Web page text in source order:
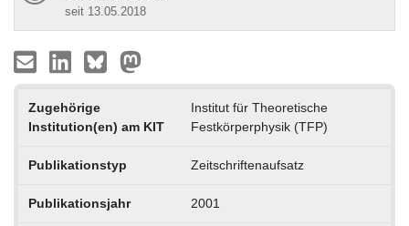
seit 13.05.2018
Zugehörige
Institution(en) am KIT
Institut für Theoretische
Festkörperphysik (TFP)
Publikationstyp Zeitschriftenaufsatz
Publikationsjahr 2001